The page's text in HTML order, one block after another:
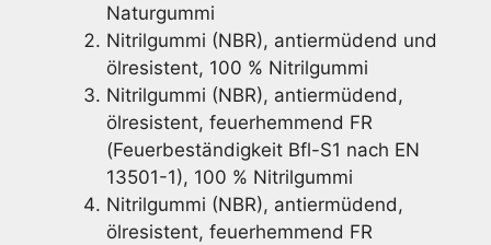
Naturgummi
Nitrilgummi (NBR), antiermüdend und
ölresistent, 100 % Nitrilgummi
Nitrilgummi (NBR), antiermüdend,
ölresistent, feuerhemmend FR
(Feuerbeständigkeit Bfl-S1 nach EN
13501-1), 100 % Nitrilgummi
Nitrilgummi (NBR), antiermüdend,
ölresistent, feuerhemmend FR